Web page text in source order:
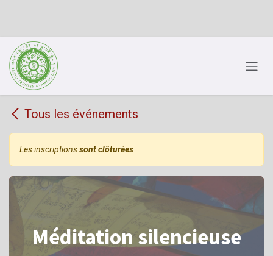
Se rendre au contenu
Tous les événements
Les inscriptionssont clôturées
Méditation silencieuse